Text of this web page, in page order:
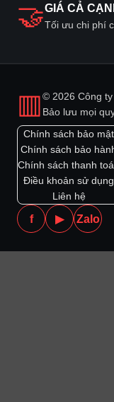
🤝GIÁ CẢ
Tối ưu chi phí
▥© 2026 Công ty
Bảo lưu mọi
Chính sách bảo mật
Chính sách bảo
Chính sách thanh
Điều khoản sử dụng
Liên hệ
f ▶ Zalo